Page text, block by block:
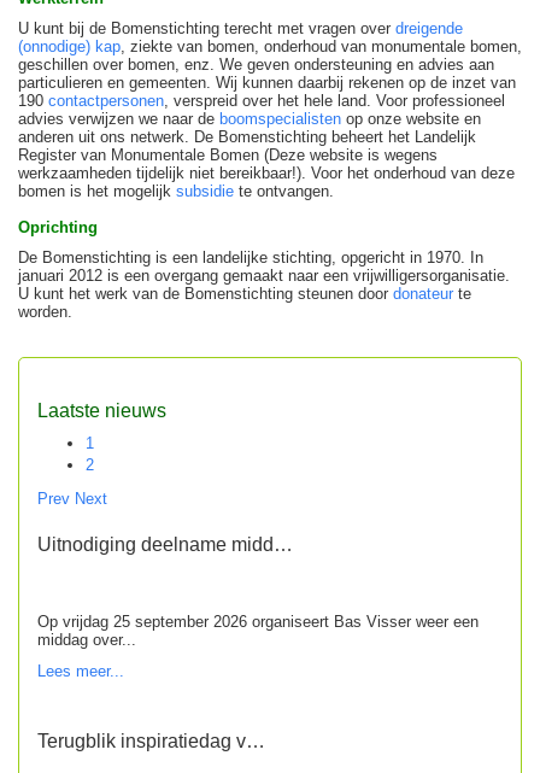
U kunt bij de Bomenstichting terecht met vragen over dreigende
(onnodige) kap , ziekte van bomen, onderhoud van monumentale bomen,
geschillen over bomen, enz. We geven ondersteuning en advies aan
particulieren en gemeenten. Wij kunnen daarbij rekenen op de inzet van
190 contactpersonen , verspreid over het hele land. Voor professioneel
advies verwijzen we naar de boomspecialisten op onze website en
anderen uit ons netwerk. De Bomenstichting beheert het Landelijk
Register van Monumentale Bomen (Deze website is wegens
werkzaamheden tijdelijk niet bereikbaar!). Voor het onderhoud van deze
bomen is het mogelijk subsidie te ontvangen.
Oprichting
De Bomenstichting is een landelijke stichting, opgericht in 1970. In
januari 2012 is een overgang gemaakt naar een vrijwilligersorganisatie.
U kunt het werk van de Bomenstichting steunen door donateur te
worden.
Laatste nieuws
1
2
Prev Next
Uitnodiging deelname midd…
Op vrijdag 25 september 2026 organiseert Bas Visser weer een
middag over...
Lees meer...
Terugblik inspiratiedag v…